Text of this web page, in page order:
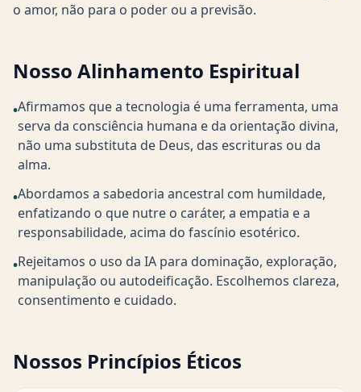
o amor, não para o poder ou a previsão.
Nosso Alinhamento Espiritual
•Afirmamos que a tecnologia é uma ferramenta, uma
serva da consciência humana e da orientação divina,
não uma substituta de Deus, das escrituras ou da
alma.
•Abordamos a sabedoria ancestral com humildade,
enfatizando o que nutre o caráter, a empatia e a
responsabilidade, acima do fascínio esotérico.
•Rejeitamos o uso da IA para dominação, exploração,
manipulação ou autodeificação. Escolhemos clareza,
consentimento e cuidado.
Nossos Princípios Éticos